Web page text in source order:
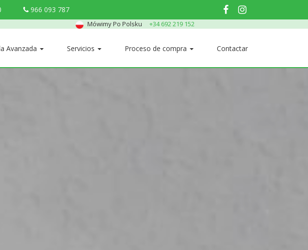
966 093 787
Mówimy Po Polsku +34 692 219 152
Avanzada Servicios Proceso de compra Contactar